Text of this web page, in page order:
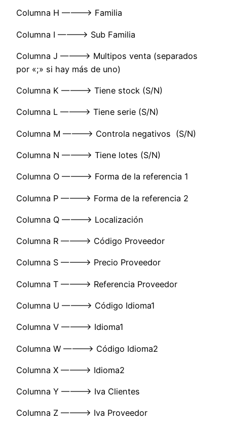
Columna H ———-> Familia
Columna I ———-> Sub Familia
Columna J ———-> Multipos venta (separados
por «;» si hay más de uno)
Columna K ———-> Tiene stock (S/N)
Columna L ———-> Tiene serie (S/N)
Columna M ———-> Controla negativos (S/N)
Columna N ———-> Tiene lotes (S/N)
Columna O ———-> Forma de la referencia 1
Columna P ———-> Forma de la referencia 2
Columna Q ———-> Localización
Columna R ———-> Código Proveedor
Columna S ———-> Precio Proveedor
Columna T ———-> Referencia Proveedor
Columna U ———-> Código Idioma1
Columna V ———-> Idioma1
Columna W ———-> Código Idioma2
Columna X ———-> Idioma2
Columna Y ———-> Iva Clientes
Columna Z ———-> Iva Proveedor